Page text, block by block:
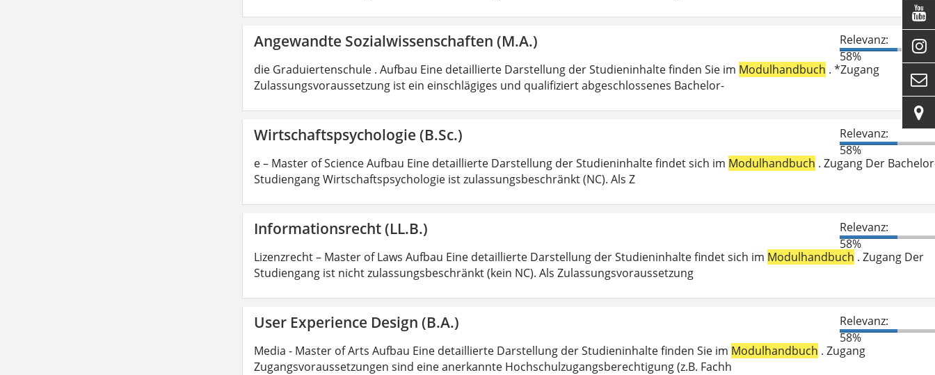
Angewandte Sozialwissenschaften (M.A.)
Relevanz:
58%
die Graduiertenschule . Aufbau Eine detaillierte Darstellung der Studieninhalte finden Sie im Modulhandbuch . *Zugang
Zulassungsvoraussetzung ist ein einschlägiges und qualifiziert abgeschlossenes Bachelor-
Wirtschaftspsychologie (B.Sc.)
Relevanz:
58%
e – Master of Science Aufbau Eine detaillierte Darstellung der Studieninhalte findet sich im Modulhandbuch . Zugang Der
Studiengang Wirtschaftspsychologie ist zulassungsbeschränkt (NC). Als Z
Informationsrecht (LL.B.)
Relevanz:
58%
Lizenzrecht – Master of Laws Aufbau Eine detaillierte Darstellung der Studieninhalte findet sich im Modulhandbuch . Zugang Der
Studiengang ist nicht zulassungsbeschränkt (kein NC). Als Zulassungsvoraussetzung
User Experience Design (B.A.)
Relevanz:
58%
Media - Master of Arts Aufbau Eine detaillierte Darstellung der Studieninhalte finden Sie im Modulhandbuch . Zugang
Zugangsvoraussetzungen sind eine anerkannte Hochschulzugangsberechtigung (z.B. Fachh



